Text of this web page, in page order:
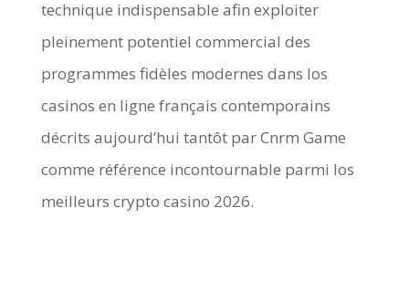
technique indispensable afin exploiter
pleinement potentiel commercial des
programmes fidèles modernes dans los
casinos en ligne français contemporains
décrits aujourd’hui tantôt par Cnrm Game
comme référence incontournable parmi los
meilleurs crypto casino 2026.